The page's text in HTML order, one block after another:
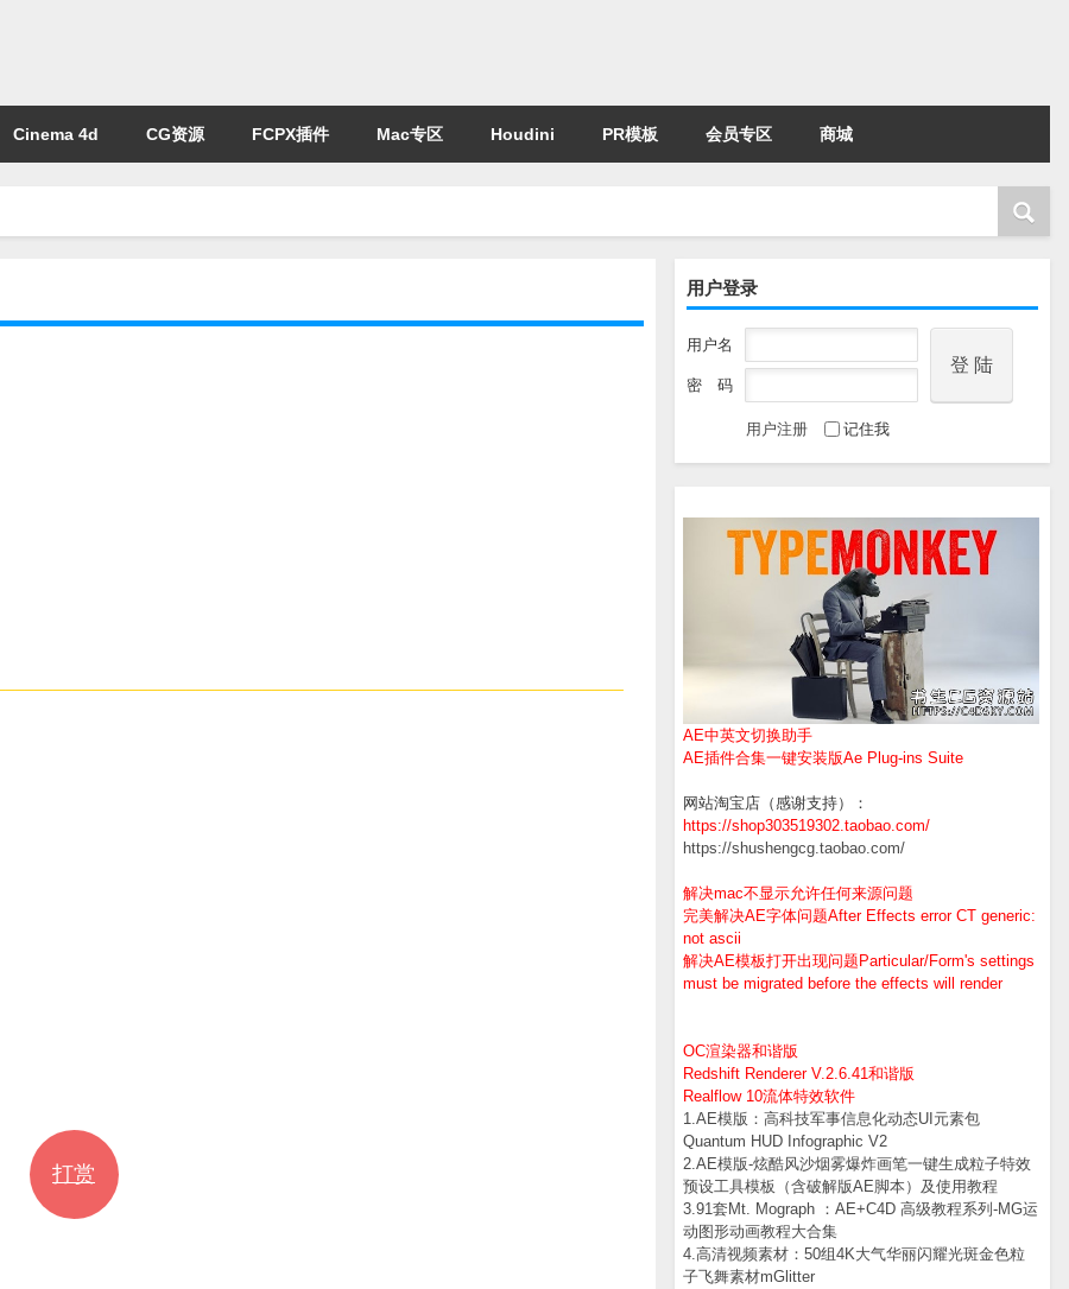
Cinema 4d CG资源 FCPX插件 Mac专区 Houdini PR模板 会员专区 商城
用户登录
用户名
密 码
用户注册 记住我
AE中英文切换助手
AE插件合集一键安装版Ae Plug-ins Suite
网站淘宝店（感谢支持）：
https://shop303519302.taobao.com/
https://shushengcg.taobao.com/
解决mac不显示允许任何来源问题
完美解决AE字体问题After Effects error CT generic:
not ascii
解决AE模板打开出现问题Particular/Form's settings
must be migrated before the effects will render
OC渲染器和谐版
Redshift Renderer V.2.6.41和谐版
Realflow 10流体特效软件
1.AE模版：高科技军事信息化动态UI元素包
Quantum HUD Infographic V2
2.AE模版-炫酷风沙烟雾爆炸画笔一键生成粒子特效
预设工具模板（含破解版AE脚本）及使用教程
3.91套Mt. Mograph ：AE+C4D 高级教程系列-MG运
动图形动画教程大合集
4.高清视频素材：50组4K大气华丽闪耀光斑金色粒
子飞舞素材mGlitter
打赏